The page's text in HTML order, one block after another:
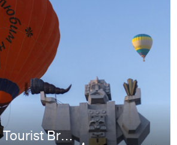
Kungur City Tourist Brand Identity